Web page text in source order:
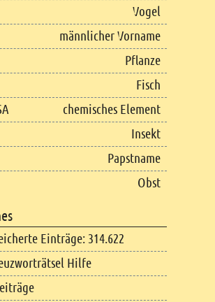
Vogel
männlicher Vorname
Pflanze
Fisch
chemisches Element
Insekt
Papstname
Obst
Einträge: 314.622
Hilfe